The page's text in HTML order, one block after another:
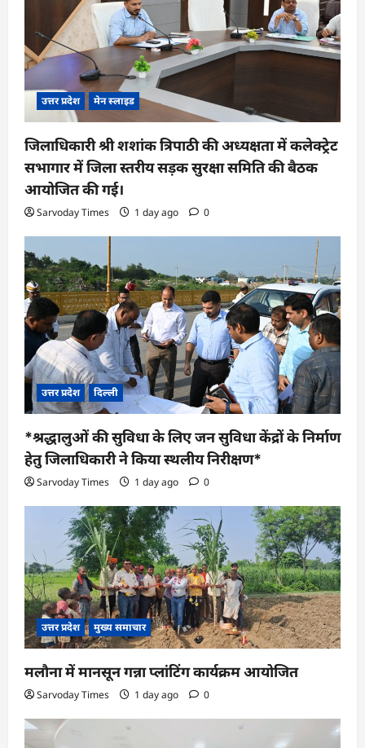
उत्तर प्रदेश मेन स्लाइड
जिलाधिकारी श्री शशांक त्रिपाठी की अध्यक्षता में कलेक्ट्रेट
सभागार में जिला स्तरीय सड़क सुरक्षा समिति की बैठक
आयोजित की गई।
Sarvoday Times 1 day ago 0
उत्तर प्रदेश दिल्ली
*श्रद्धालुओं की सुविधा के लिए जन सुविधा केंद्रों के निर्माण
हेतु जिलाधिकारी ने किया स्थलीय निरीक्षण*
Sarvoday Times 1 day ago 0
उत्तर प्रदेश मुख्य समाचार
मलौना में मानसून गन्ना प्लांटिंग कार्यक्रम आयोजित
Sarvoday Times 1 day ago 0